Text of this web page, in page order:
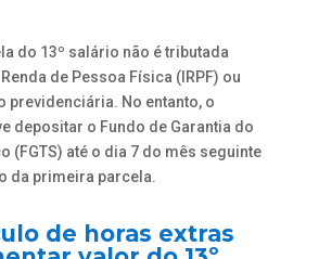
do 13º salário não é tributada
de Pessoa Física (IRPF) ou
previdenciária. No entanto, o
depositar o Fundo de Garantia do
(FGTS) até o dia 7 do mês seguinte
da primeira parcela.
de horas extras